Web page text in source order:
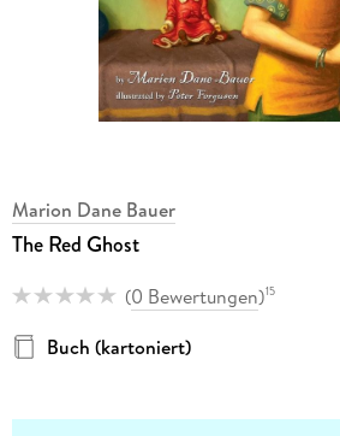
Marion Dane Bauer
The Red Ghost
(0 Bewertungen)15
Buch (kartoniert)